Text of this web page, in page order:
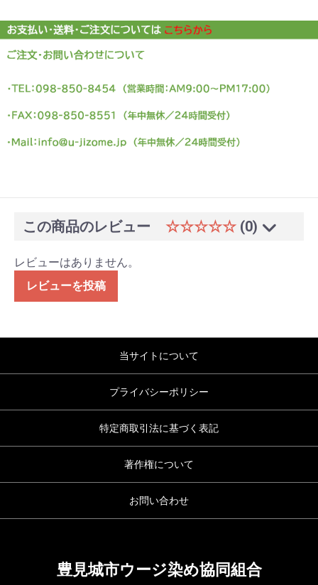
この商品のレビュー ☆☆☆☆☆ (0)
レビューはありません。
レビューを投稿
当サイトについて
プライバシーポリシー
特定商取引法に基づく表記
著作権について
お問い合わせ
豊見城市ウージ染め協同組合